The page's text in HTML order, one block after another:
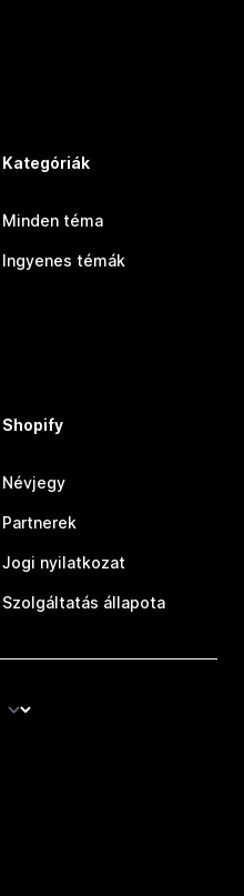
Kategóriák
Minden téma
Ingyenes témák
Shopify
Névjegy
Partnerek
Jogi nyilatkozat
Szolgáltatás állapota